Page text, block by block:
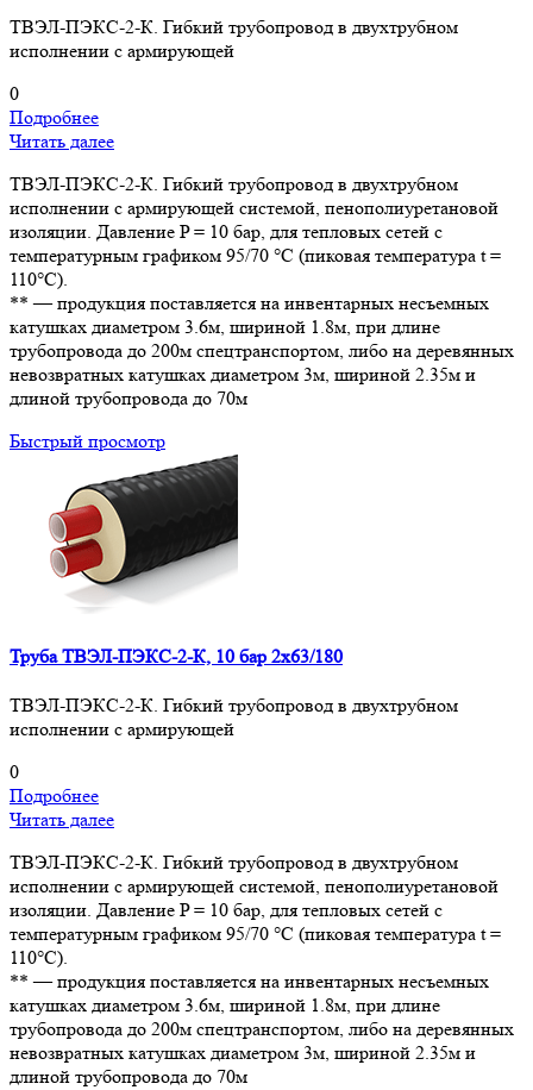
ТВЭЛ-ПЭКС-2-К. Гибкий трубопровод в двухтрубном
исполнении с армирующей
0
Подробнее
Читать далее
ТВЭЛ-ПЭКС-2-К. Гибкий трубопровод в двухтрубном
исполнении с армирующей системой, пенополиуретановой
изоляции. Давление P = 10 бар, для тепловых сетей с
температурным графиком 95/70 °С (пиковая температура t =
110°С).
** — продукция поставляется на инвентарных несъемных
катушках диаметром 3.6м, шириной 1.8м, при длине
трубопровода до 200м спецтранспортом, либо на деревянных
невозвратных катушках диаметром 3м, шириной 2.35м и
длиной трубопровода до 70м
Быстрый просмотр
Труба ТВЭЛ-ПЭКС-2-К, 10 бар 2х63/180
ТВЭЛ-ПЭКС-2-К. Гибкий трубопровод в двухтрубном
исполнении с армирующей
0
Подробнее
Читать далее
ТВЭЛ-ПЭКС-2-К. Гибкий трубопровод в двухтрубном
исполнении с армирующей системой, пенополиуретановой
изоляции. Давление P = 10 бар, для тепловых сетей с
температурным графиком 95/70 °С (пиковая температура t =
110°С).
** — продукция поставляется на инвентарных несъемных
катушках диаметром 3.6м, шириной 1.8м, при длине
трубопровода до 200м спецтранспортом, либо на деревянных
невозвратных катушках диаметром 3м, шириной 2.35м и
длиной трубопровода до 70м